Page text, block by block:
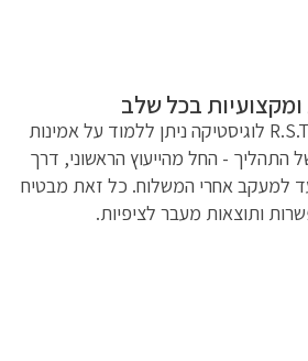
ומקצועיות בכל שלב
מהמוניטין והניסיון של R.S.T לוגיסטיקה ניתן ללמוד על אמינות
התהליך - החל מהייעוץ הראשוני, דרך
למעקב אחרי המשלוח. כל זאת מבטיח
ותוצאות מעבר לציפיות.